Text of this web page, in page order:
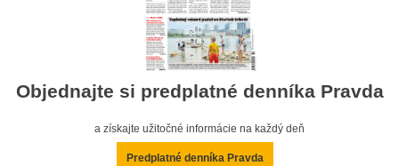
Objednajte si predplatné denníka Pravda
a získajte užitočné informácie na každý deň
Predplatné denníka Pravda